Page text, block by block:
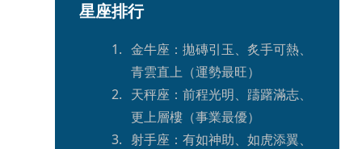
星座排行
金牛座：拋磚引玉、炙手可熱、
青雲直上（運勢最旺）
天秤座：前程光明、躊躇滿志、
更上層樓（事業最優）
射手座：有如神助、如虎添翼、